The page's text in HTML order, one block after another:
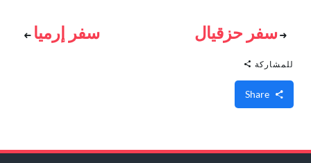
سفر حزقيال سفر إرميا
للمشاركة